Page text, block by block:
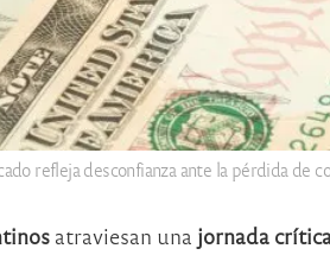
refleja desconfianza ante la pérdida de
atraviesan una jornada